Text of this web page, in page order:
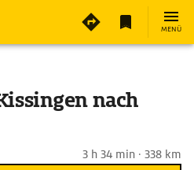
MENÜ
nach
3 h 34 min · 338 km